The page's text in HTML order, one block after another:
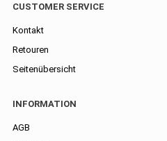
CUSTOMER SERVICE
Kontakt
Retouren
Seitenübersicht
INFORMATION
AGB